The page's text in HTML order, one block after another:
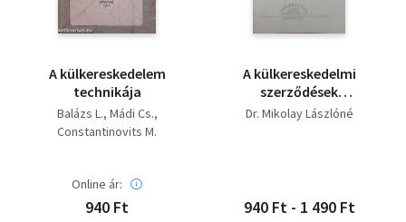
A külkereskedelem
technikája
Balázs L. Mádi Cs.
Constantinovits M.
Online ár:
940 Ft
A külkereskedelmi
szerződések
technikája
Dr. Mikolay Lászlóné
940 Ft - 1 490 Ft